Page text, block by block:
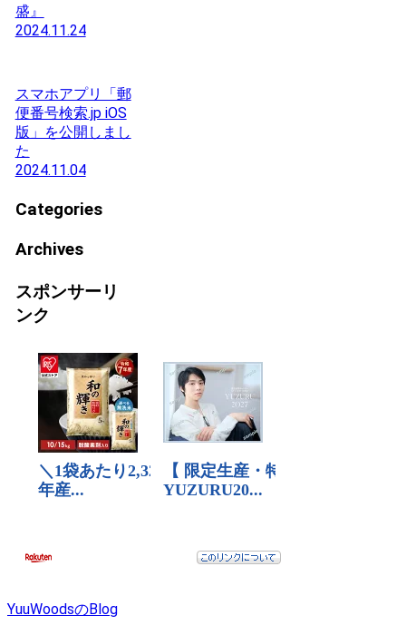
盛』
2024.11.24
スマホアプリ「郵
便番号検索.jp iOS
版」を公開しまし
た
2024.11.04
Categories
Archives
スポンサーリ
ンク
YuuWoodsのBlog